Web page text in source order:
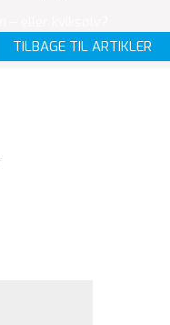
TILBAGE TIL ARTIKLER